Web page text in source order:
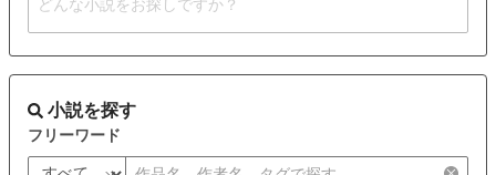
小説を探す
フリーワード